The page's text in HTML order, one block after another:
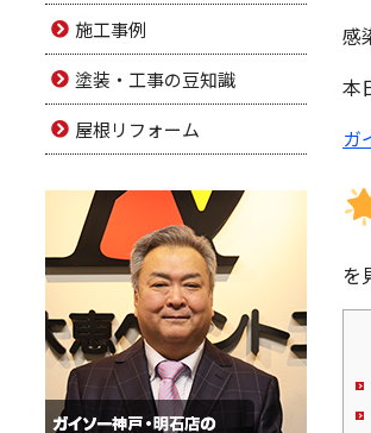
感
本
ガ
を
施工事例
塗装・工事の豆知識
屋根リフォーム